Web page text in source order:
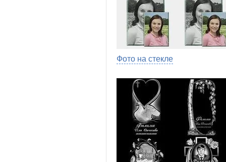
Фото на стекле